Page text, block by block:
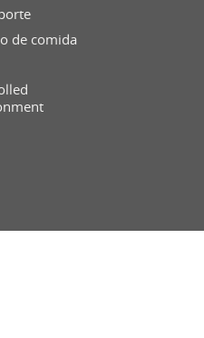
de comida